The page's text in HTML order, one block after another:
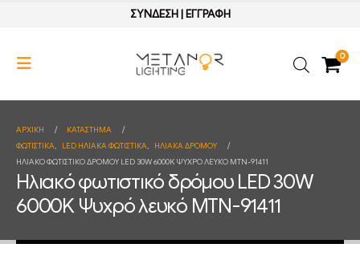
ΣΥΝΔΕΣΗ| ΕΓΓΡΑΦΗ
0
ΑΡΧΙΚΉ
ΚΑΤΆΣΤΗΜΑ
ΦΩΤΙΣΤΙΚΑ, LED ΗΛΙΑΚΑ ΦΩΤΙΣΤΙΚΑ,
ΗΛΙΑΚΑ ΔΡΟΜΟΥ
ΗΛΙΑΚΌ ΦΩΤΙΣΤΙΚΌ ΔΡΌΜΟΥ LED 30W 6000K ΨΥΧΡΌ ΛΕΥΚΌ MTN-91411
Ηλιακό φωτιστικό δρόμου LED 30W
6000K Ψυχρό λευκό MTN-91411